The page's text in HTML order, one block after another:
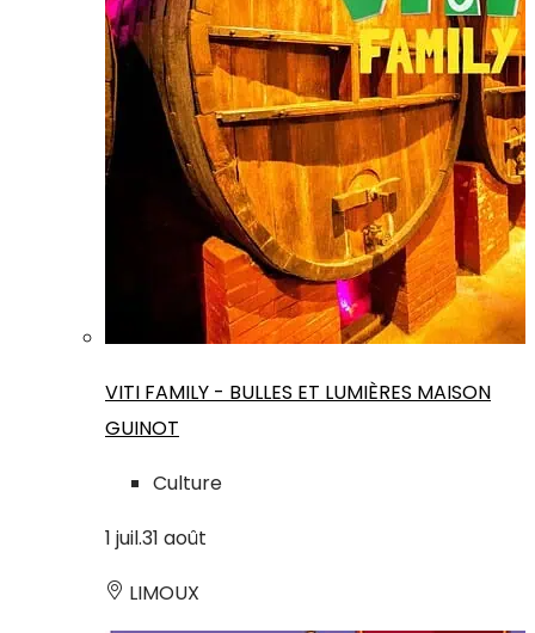
VITI FAMILY - BULLES ET LUMIÈRES MAISON
GUINOT
Culture
1 juil.31 août
LIMOUX